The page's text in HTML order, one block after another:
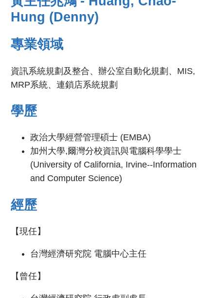
Hung (Denny)
專業領域
資訊系統規劃及整合、辦公室自動化規劃、MIS,
MRP系統、連鎖店系統規劃
學歷
政治大學經營管理碩士 (EMBA)
加州大學,爾灣分校資訊與電腦科學學士
(University of California, Irvine--Information
and Computer Science)
經歷
【現任】
台灣經濟研究院 電腦中心主任
【曾任】